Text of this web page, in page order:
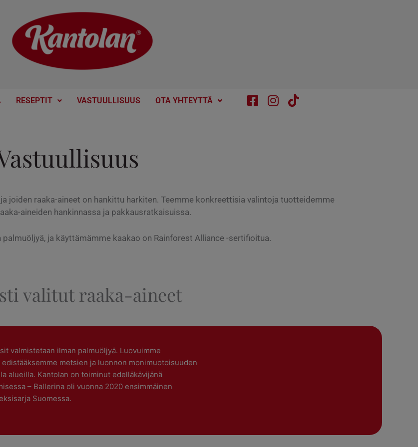
RESEPTIT VASTUULLISUUS OTA YHTEYTTÄ
joiden raaka-aineet on hankittu harkiten. Teemme konkreettisia valintoja tuotteidemme
aineiden hankinnassa ja pakkausratkaisuissa.
ja käyttämämme kaakao on Rainforest Alliance -sertifioitua.
valitut raaka-aineet
valmistetaan ilman palmuöljyä. Luovuimme
metsien ja luonnon monimuotoisuuden
alueilla. Kantolan on toiminut edelläkävijänä
– Ballerina oli vuonna 2020 ensimmäinen
Suomessa.